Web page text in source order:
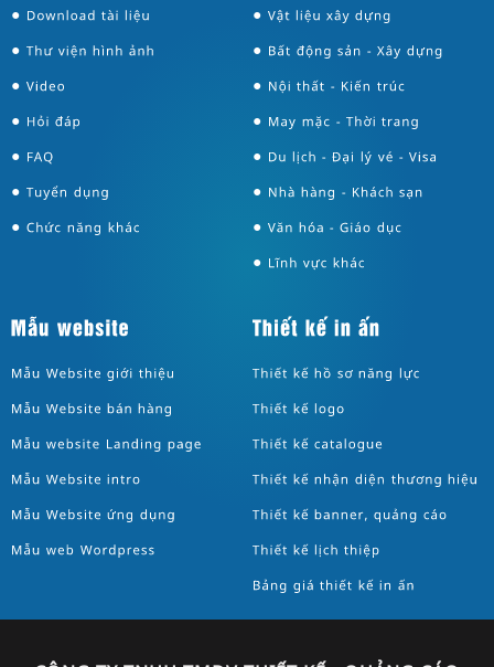
●
●
●
●
●
●
●
●
●
●
●
●
●
●
●